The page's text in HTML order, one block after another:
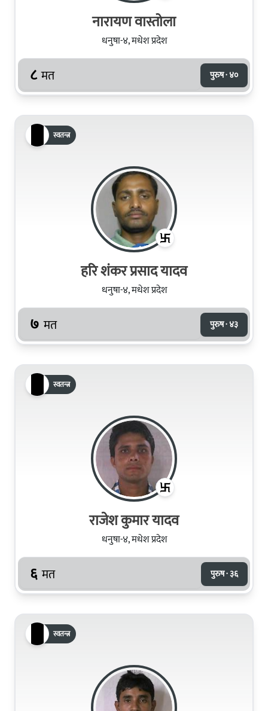
नारायण वास्तोला
धनुषा-४, मधेश प्रदेश
८ मत पुरुष · ४०
स्वतन्त्र
हरि शंकर प्रसाद यादव
धनुषा-४, मधेश प्रदेश
७ मत पुरुष · ४३
स्वतन्त्र
राजेश कुमार यादव
धनुषा-४, मधेश प्रदेश
६ मत पुरुष · ३६
स्वतन्त्र